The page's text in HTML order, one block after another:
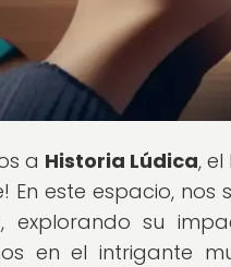
a Historia Lúdica,
En este espacio,
explorando su
en el intrigante